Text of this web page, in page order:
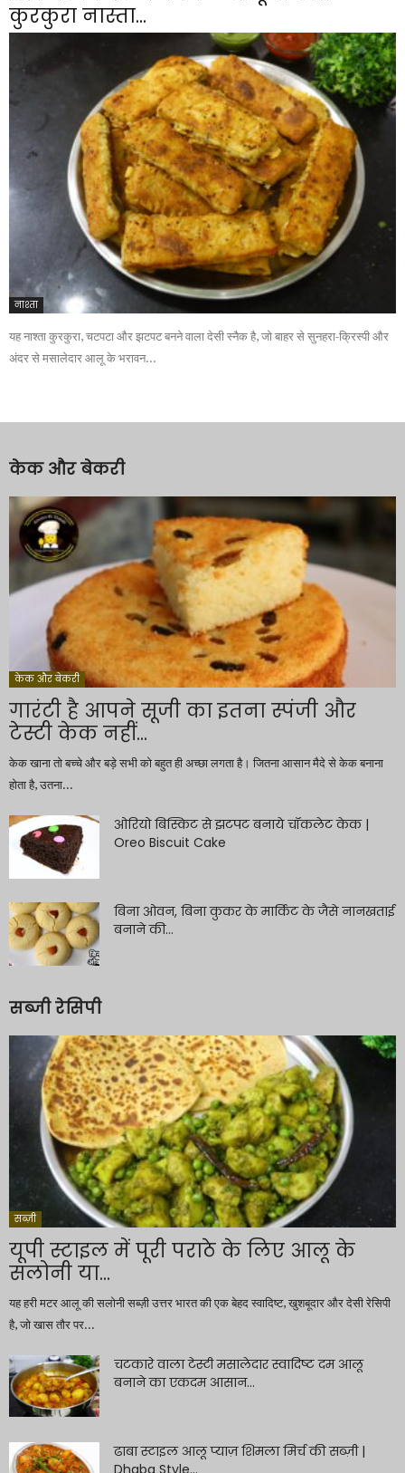
कुरकुरा नास्ता...
नाश्ता
यह नाश्ता कुरकुरा, चटपटा और झटपट बनने वाला देसी स्नैक है, जो बाहर से सुनहरा-क्रिस्पी और
अंदर से मसालेदार आलू के भरावन...
केक और बेकरी
केक और बेकरी
गारंटी है आपने सूजी का इतना स्पंजी और
टेस्टी केक नहीं...
केक खाना तो बच्चे और बड़े सभी को बहुत ही अच्छा लगता है। जितना आसान मैदे से केक बनाना
होता है, उतना...
ओरियो बिस्किट से झटपट बनाये चॉकलेट केक |
Oreo Biscuit Cake
बिना ओवन, बिना कुकर के मार्किट के जैसे नानखताई
बनाने की...
सब्जी रेसिपी
सब्ज़ी
यूपी स्टाइल में पूरी पराठे के लिए आलू के
सलोनी या...
यह हरी मटर आलू की सलोनी सब्ज़ी उत्तर भारत की एक बेहद स्वादिष्ट, खुशबूदार और देसी रेसिपी
है, जो खास तौर पर...
चटकारे वाला टेस्टी मसालेदार स्वादिष्ट दम आलू
बनाने का एकदम आसान...
ढाबा स्टाइल आलू प्याज़ शिमला मिर्च की सब्ज़ी |
Dhaba Style...